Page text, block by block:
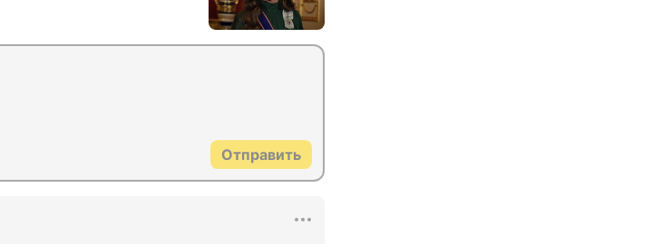
Отправить